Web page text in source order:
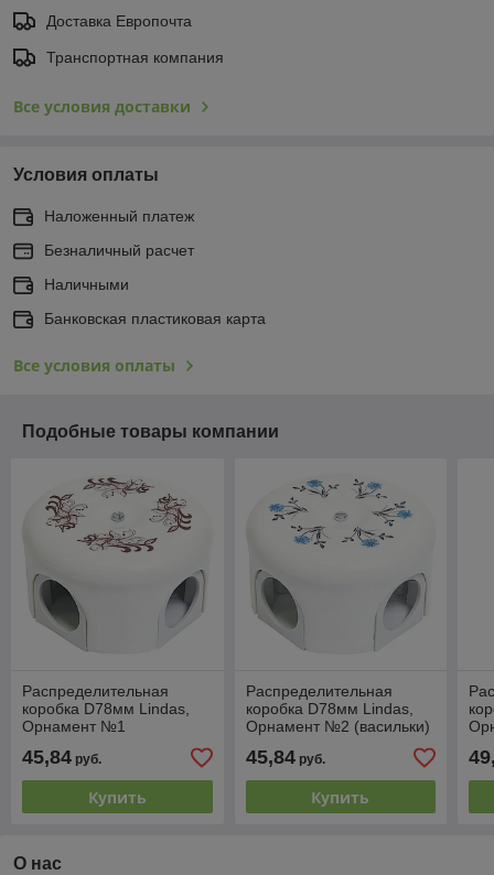
Доставка Европочта
Транспортная компания
Все условия доставки
Условия оплаты
Наложенный платеж
Безналичный расчет
Наличными
Банковская пластиковая карта
Все условия оплаты
Подобные товары компании
Распределительная
коробка D78мм Lindas,
Орнамент №1
45,84 руб.
Купить
Распределительная
коробка D78мм Lindas,
Орнамент №2 (васильки)
45,84руб.
Купить
О нас